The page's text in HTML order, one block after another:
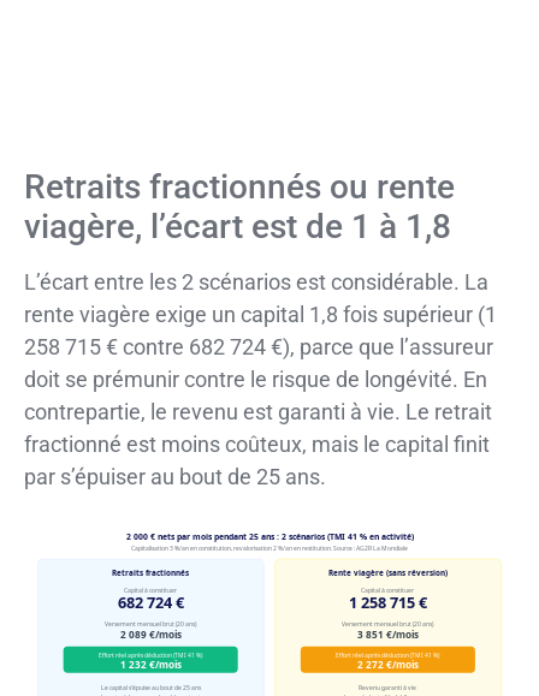
Retraits fractionnés ou rente
viagère, l’écart est de 1 à 1,8
L’écart entre les 2 scénarios est considérable. La
rente viagère exige un capital 1,8 fois supérieur (1
258 715 € contre 682 724 €), parce que l’assureur
doit se prémunir contre le risque de longévité. En
contrepartie, le revenu est garanti à vie. Le retrait
fractionné est moins coûteux, mais le capital finit
par s’épuiser au bout de 25 ans.
2 000 € nets par mois pendant 25 ans : 2 scénarios (TMI 41 % en activité)
Capitalisation 3 %/an en constitution, revalorisation 2 %/an en restitution. Source : AG2R La Mondiale
Retraits fractionnés
Capital à constituer
682 724 €
Versement mensuel brut (20 ans)
2 089 €/mois
Effort réel après déduction (TMI 41 %)
1 232 €/mois
Le capital s’épuise au bout de 25 ans
Rente viagère (sans réversion)
Capital à constituer
1 258 715 €
Versement mensuel brut (20 ans)
3 851 €/mois
Effort réel après déduction (TMI 41 %)
2 272 €/mois
Revenu garanti à vie